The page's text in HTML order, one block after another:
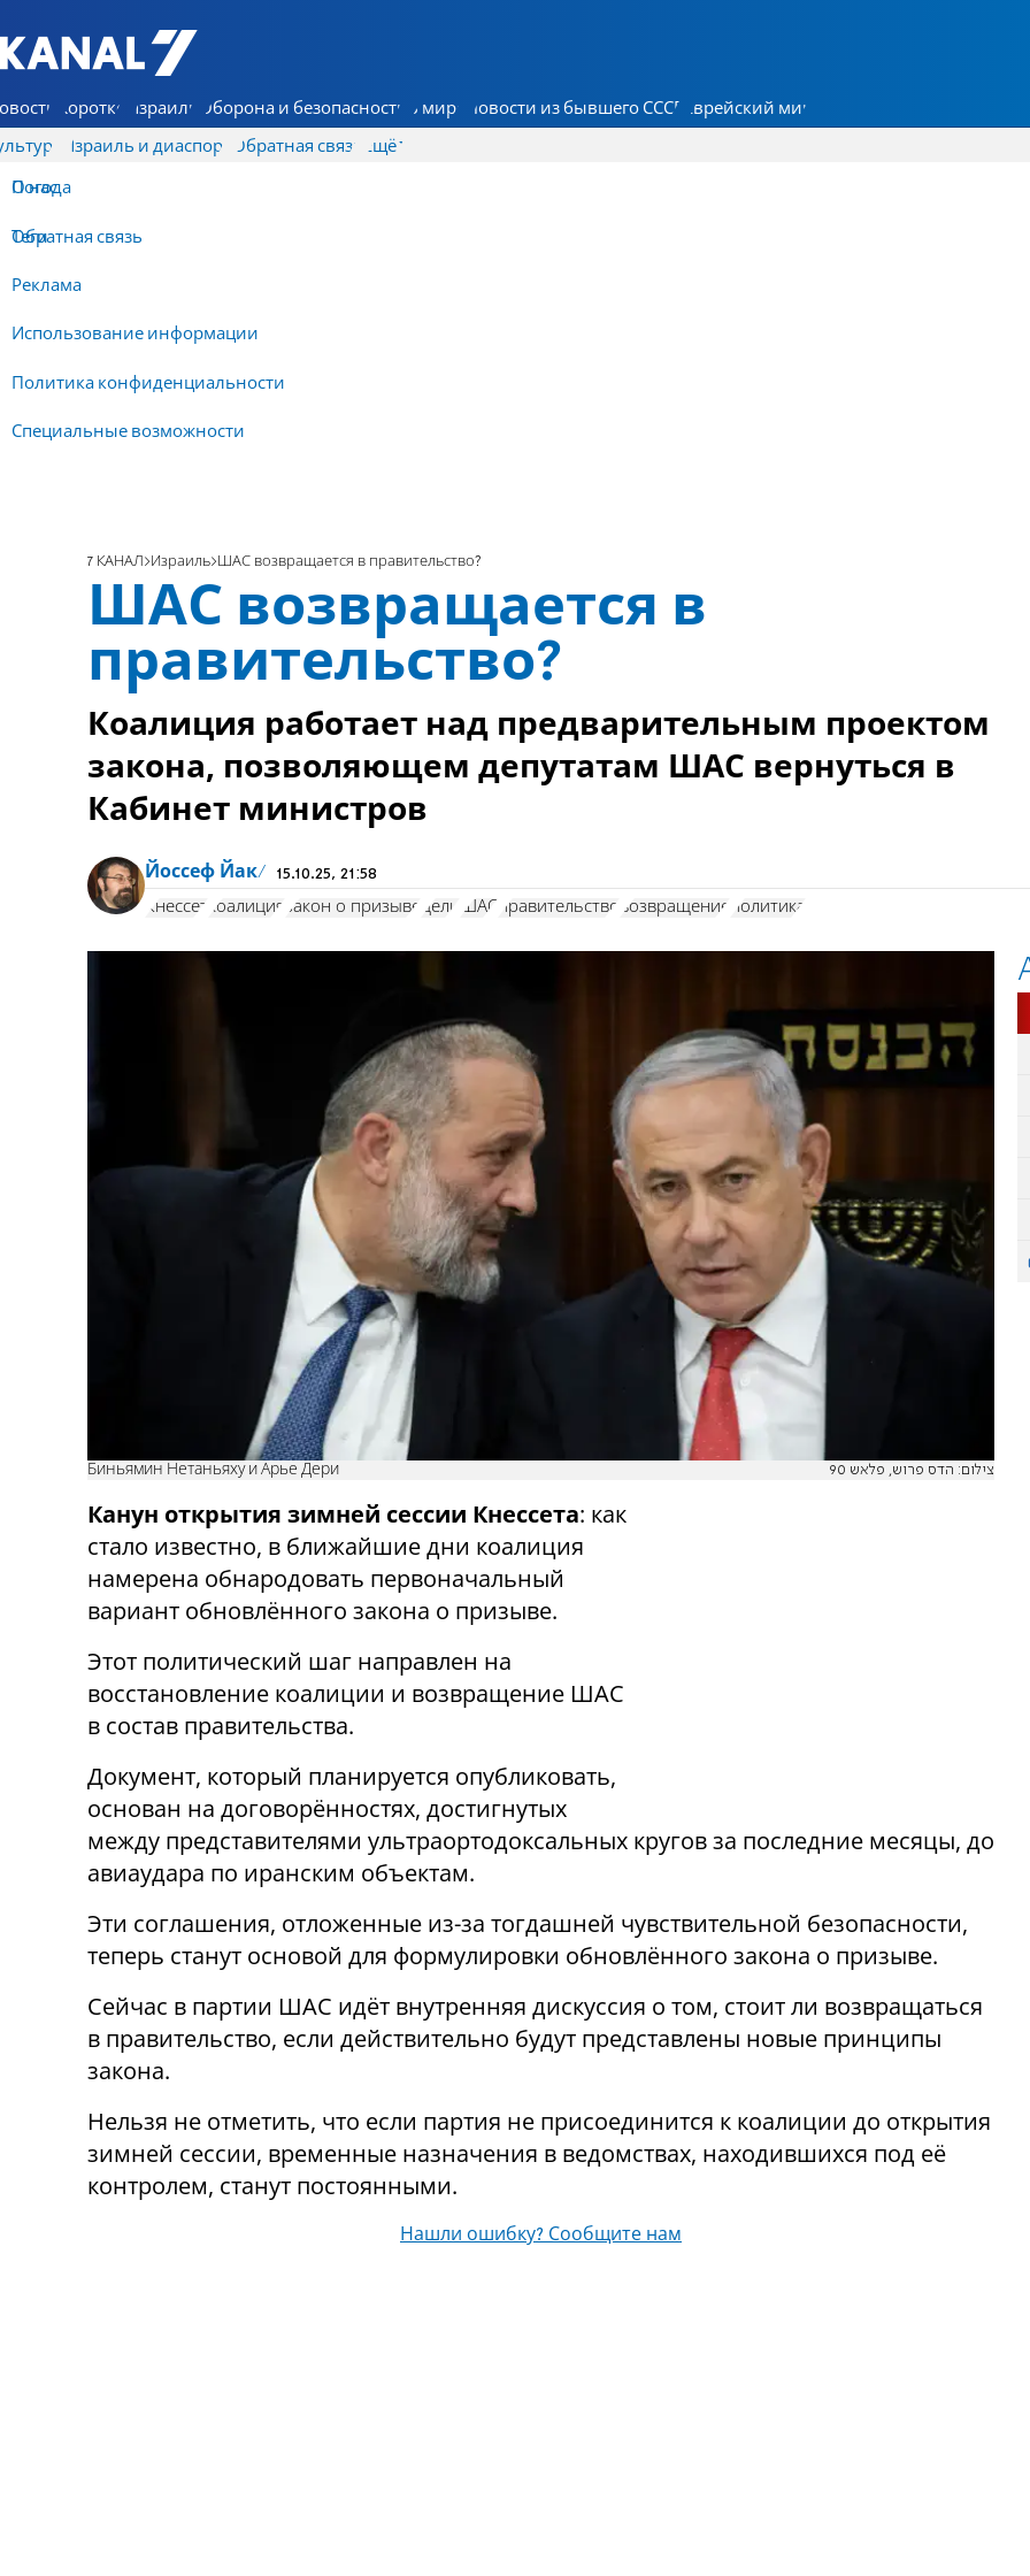
7 КАНАЛ - Аруц Шева
Коротко Израиль Оборона и безопасность В мире Новости из бывшего СССР Еврейский мир
Израиль и диаспора Обратная связь
О нас
Обратная связь
Реклама
Использование информации
Политика конфиденциальности
Специальные возможности
Ещё
Погода
Теги
7 КАНАЛ Израиль ШАС возвращается в правительство?
ШАС возвращается в
правительство?
Коалиция работает над предварительным проектом
закона, позволяющем депутатам ШАС вернуться в
Кабинет министров
Йоссеф Йак 15.10.25, 21:58
Кнессет коалиция закон о призыве цели ШАС правительство возвращение политика
Биньямин Нетаньяху и Арье Дери צילום: הדס פרוש, פלאש 90
Канун открытия зимней сессии Кнессета: как
стало известно, в ближайшие дни коалиция
намерена обнародовать первоначальный
вариант обновлённого закона о призыве.
Этот политический шаг направлен на
восстановление коалиции и возвращение ШАС
в состав правительства.
Документ, который планируется опубликовать,
основан на договорённостях, достигнутых
между представителями ультраортодоксальных кругов за последние месяцы, до
авиаудара по иранским объектам.
Эти соглашения, отложенные из-за тогдашней чувствительной безопасности,
теперь станут основой для формулировки обновлённого закона о призыве.
Сейчас в партии ШАС идёт внутренняя дискуссия о том, стоит ли возвращаться
в правительство, если действительно будут представлены новые принципы
закона.
Нельзя не отметить, что если партия не присоединится к коалиции до открытия
зимней сессии, временные назначения в ведомствах, находившихся под её
контролем, станут постоянными.
Нашли ошибку? Сообщите нам